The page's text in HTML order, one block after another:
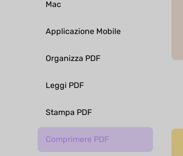
Mac
Applicazione Mobile
Organizza PDF
Leggi PDF
Stampa PDF
Comprimere PDF